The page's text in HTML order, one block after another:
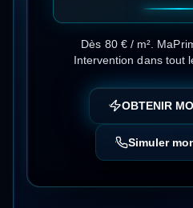
Dès 80 € / m².
Intervention dans tout
OBTENIR
Simuler